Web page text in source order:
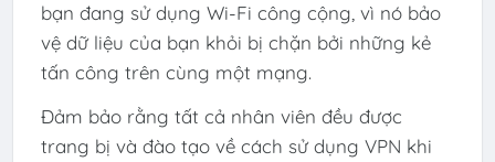
bạn đang sử dụng Wi-Fi công cộng, vì nó bảo
vệ dữ liệu của bạn khỏi bị chặn bởi những kẻ
tấn công trên cùng một mạng.
Đảm bảo rằng tất cả nhân viên đều được
trang bị và đào tạo về cách sử dụng VPN khi